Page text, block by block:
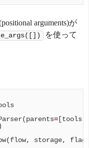
arguments)が
を使って
(parents= [tools
(flow, storage,